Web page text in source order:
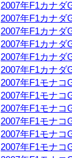
2007年F1カナダ
2007年F1カナダ
2007年F1カナダ
2007年F1カナダ
2007年F1カナダ
2007年F1カナダ
2007年F1モナコ
2007年F1モナコ
2007年F1モナコ
2007年F1モナコ
2007年F1モナコ
2007年F1モナコ